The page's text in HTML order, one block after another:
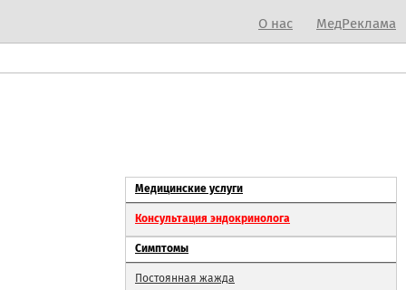
О нас МедРеклама
Медицинские услуги
Консультация эндокринолога
Симптомы
Постоянная жажда